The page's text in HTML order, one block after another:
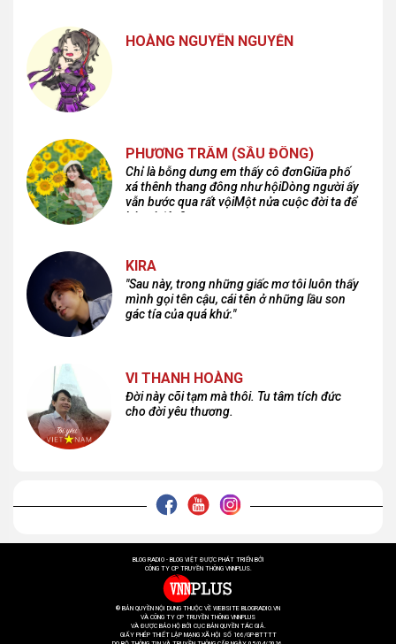
HOÀNG NGUYÊN NGUYỄN
PHƯƠNG TRÂM (SẦU ĐÔNG)
Chỉ là bỗng dưng em thấy cô đơnGiữa phố
xá thênh thang đông như hộiDòng người ấy
vẫn bước qua rất vộiMột nửa cuộc đời ta để
lại nơi đâu?
KIRA
"Sau này, trong những giấc mơ tôi luôn thấy
mình gọi tên cậu, cái tên ở những lầu son
gác tía của quá khứ."
VI THANH HOÀNG
Đời này cõi tạm mà thôi. Tu tâm tích đức
cho đời yêu thương.
BLOG RADIO - BLOG VIỆT ĐƯỢC PHÁT TRIỂN BỞI
CÔNG TY CP TRUYỀN THÔNG VNNPLUS.
® BẢN QUYỀN NỘI DUNG THUỘC VỀ WEBSITE BLOGRADIO.VN
VÀ CÔNG TY CP TRUYỀN THÔNG VNNPLUS
VÀ ĐƯỢC BẢO HỘ BỞI CỤC BẢN QUYỀN TÁC GIẢ.
GIẤY PHÉP THIẾT LẬP MẠNG XÃ HỘI SỐ 166/GP-BTTTT